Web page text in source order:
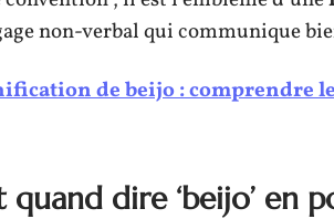
non-verbal qui communique
de beijo : comprendre
dire ‘beijo’ en